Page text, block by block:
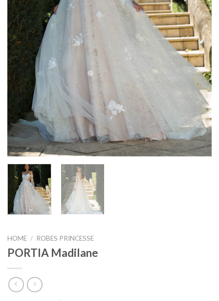
HOME / ROBES PRINCESSE
PORTIA Madilane